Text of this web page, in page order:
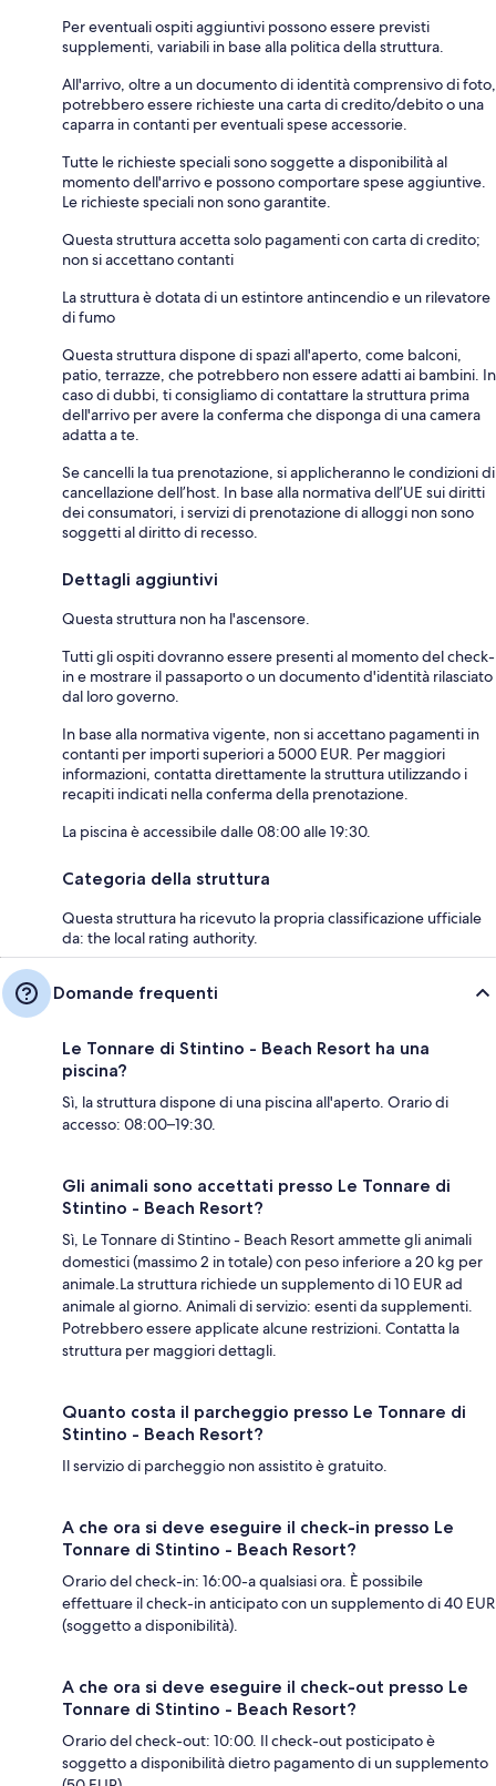
Per eventuali ospiti aggiuntivi possono essere previsti
supplementi, variabili in base alla politica della struttura.
All'arrivo, oltre a un documento di identità comprensivo di foto,
potrebbero essere richieste una carta di credito/debito o una
caparra in contanti per eventuali spese accessorie.
Tutte le richieste speciali sono soggette a disponibilità al
momento dell'arrivo e possono comportare spese aggiuntive.
Le richieste speciali non sono garantite.
Questa struttura accetta solo pagamenti con carta di credito;
non si accettano contanti
La struttura è dotata di un estintore antincendio e un rilevatore
di fumo
Questa struttura dispone di spazi all'aperto, come balconi,
patio, terrazze, che potrebbero non essere adatti ai bambini. In
caso di dubbi, ti consigliamo di contattare la struttura prima
dell'arrivo per avere la conferma che disponga di una camera
adatta a te.
Se cancelli la tua prenotazione, si applicheranno le condizioni di
cancellazione dell’host. In base alla normativa dell’UE sui diritti
dei consumatori, i servizi di prenotazione di alloggi non sono
soggetti al diritto di recesso.
Dettagli aggiuntivi
Questa struttura non ha l'ascensore.
Tutti gli ospiti dovranno essere presenti al momento del check-
in e mostrare il passaporto o un documento d'identità rilasciato
dal loro governo.
In base alla normativa vigente, non si accettano pagamenti in
contanti per importi superiori a 5000 EUR. Per maggiori
informazioni, contatta direttamente la struttura utilizzando i
recapiti indicati nella conferma della prenotazione.
La piscina è accessibile dalle 08:00 alle 19:30.
Categoria della struttura
Questa struttura ha ricevuto la propria classificazione ufficiale
da: the local rating authority.
Domande frequenti
Le Tonnare di Stintino - Beach Resort ha una
piscina?
Sì, la struttura dispone di una piscina all'aperto. Orario di
accesso: 08:00–19:30.
Gli animali sono accettati presso Le Tonnare di
Stintino - Beach Resort?
Sì, Le Tonnare di Stintino - Beach Resort ammette gli animali
domestici (massimo 2 in totale) con peso inferiore a 20 kg per
animale.La struttura richiede un supplemento di 10 EUR ad
animale al giorno. Animali di servizio: esenti da supplementi.
Potrebbero essere applicate alcune restrizioni. Contatta la
struttura per maggiori dettagli.
Quanto costa il parcheggio presso Le Tonnare di
Stintino - Beach Resort?
Il servizio di parcheggio non assistito è gratuito.
A che ora si deve eseguire il check-in presso Le
Tonnare di Stintino - Beach Resort?
Orario del check-in: 16:00-a qualsiasi ora. È possibile
effettuare il check-in anticipato con un supplemento di 40 EUR
(soggetto a disponibilità).
A che ora si deve eseguire il check-out presso Le
Tonnare di Stintino - Beach Resort?
Orario del check-out: 10:00. Il check-out posticipato è
soggetto a disponibilità dietro pagamento di un supplemento